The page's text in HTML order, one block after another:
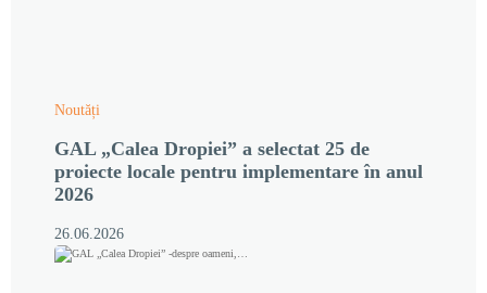
Noutăți
GAL „Calea Dropiei” a selectat 25 de
proiecte locale pentru implementare în anul
2026
26.06.2026